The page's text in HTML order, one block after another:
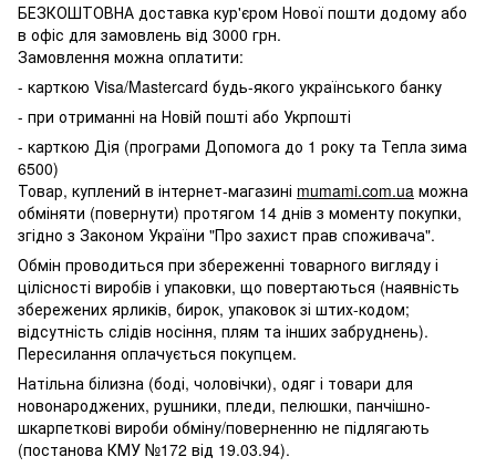
БЕЗКОШТОВНА доставка кур'єром Нової пошти додому або
в офіс для замовлень від 3000 грн.
Замовлення можна оплатити:
- карткою Visa/Mastercard будь-якого українського банку
- при отриманні на Новій пошті або Укрпошті
- карткою Дія (програми Допомога до 1 року та Тепла зима
6500)
Товар, куплений в інтернет-магазині mumami.com.ua можна
обміняти (повернути) протягом 14 днів з моменту покупки,
згідно з Законом України "Про захист прав споживача".
Обмін проводиться при збереженні товарного вигляду і
цілісності виробів і упаковки, що повертаються (наявність
збережених ярликів, бирок, упаковок зі штих-кодом;
відсутність слідів носіння, плям та інших забруднень).
Пересилання оплачується покупцем.
Натільна білизна (боді, чоловічки), одяг і товари для
новонароджених, рушники, пледи, пелюшки, панчішно-
шкарпеткові вироби обміну/поверненню не підлягають
(постанова КМУ №172 від 19.03.94).